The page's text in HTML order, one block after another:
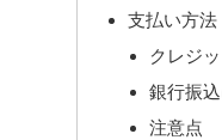
支払い方法
クレジ
銀行振
注意点